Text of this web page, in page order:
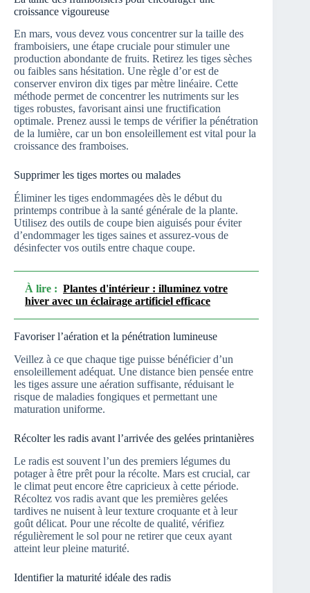
croissance vigoureuse
En mars, vous devez vous concentrer sur la taille des
framboisiers, une étape cruciale pour stimuler une
production abondante de fruits. Retirez les tiges sèches
ou faibles sans hésitation. Une règle d’or est de
conserver environ dix tiges par mètre linéaire. Cette
méthode permet de concentrer les nutriments sur les
tiges robustes, favorisant ainsi une fructification
optimale. Prenez aussi le temps de vérifier la pénétration
de la lumière, car un bon ensoleillement est vital pour la
croissance des framboises.
Supprimer les tiges mortes ou malades
Éliminer les tiges endommagées dès le début du
printemps contribue à la santé générale de la plante.
Utilisez des outils de coupe bien aiguisés pour éviter
d’endommager les tiges saines et assurez-vous de
désinfecter vos outils entre chaque coupe.
À lire : Plantes d'intérieur : illuminez votre
hiver avec un éclairage artificiel efficace
Favoriser l’aération et la pénétration lumineuse
Veillez à ce que chaque tige puisse bénéficier d’un
ensoleillement adéquat. Une distance bien pensée entre
les tiges assure une aération suffisante, réduisant le
risque de maladies fongiques et permettant une
maturation uniforme.
Récolter les radis avant l’arrivée des gelées printanières
Le radis est souvent l’un des premiers légumes du
potager à être prêt pour la récolte. Mars est crucial, car
le climat peut encore être capricieux à cette période.
Récoltez vos radis avant que les premières gelées
tardives ne nuisent à leur texture croquante et à leur
goût délicat. Pour une récolte de qualité, vérifiez
régulièrement le sol pour ne retirer que ceux ayant
atteint leur pleine maturité.
Identifier la maturité idéale des radis